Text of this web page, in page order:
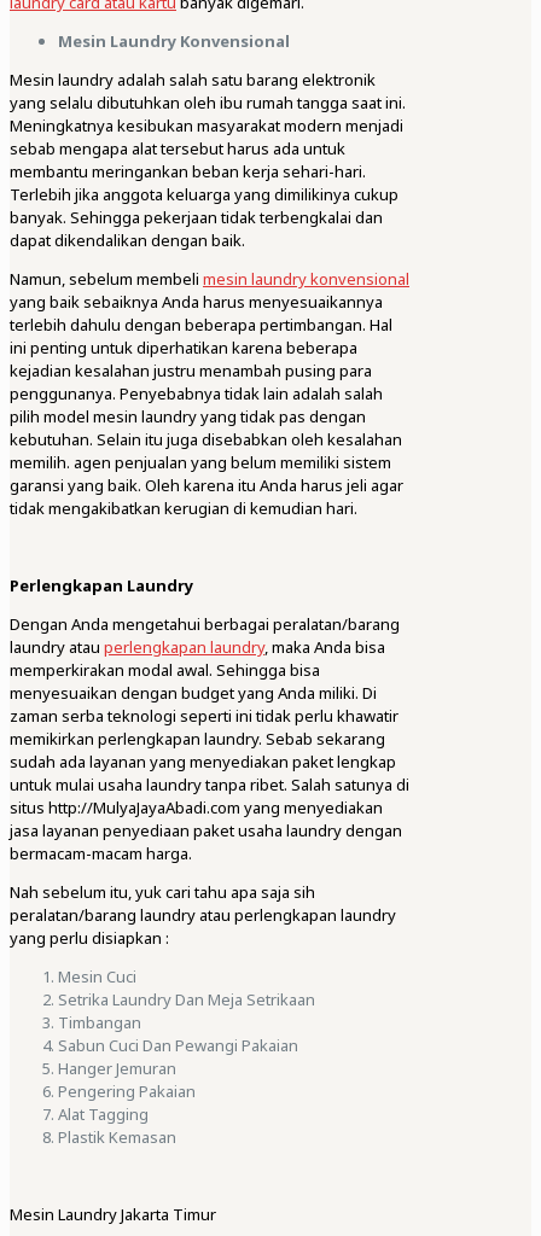
Mesin Laundry Konvensional
Mesin laundry adalah salah satu barang elektronik
yang selalu dibutuhkan oleh ibu rumah tangga saat ini.
Meningkatnya kesibukan masyarakat modern menjadi
sebab mengapa alat tersebut harus ada untuk
membantu meringankan beban kerja sehari-hari.
Terlebih jika anggota keluarga yang dimilikinya cukup
banyak. Sehingga pekerjaan tidak terbengkalai dan
dapat dikendalikan dengan baik.
Namun, sebelum membeli mesin laundry konvensional
yang baik sebaiknya Anda harus menyesuaikannya
terlebih dahulu dengan beberapa pertimbangan. Hal
ini penting untuk diperhatikan karena beberapa
kejadian kesalahan justru menambah pusing para
penggunanya. Penyebabnya tidak lain adalah salah
pilih model mesin laundry yang tidak pas dengan
kebutuhan. Selain itu juga disebabkan oleh kesalahan
memilih. agen penjualan yang belum memiliki sistem
garansi yang baik. Oleh karena itu Anda harus jeli agar
tidak mengakibatkan kerugian di kemudian hari.
Perlengkapan Laundry
Dengan Anda mengetahui berbagai peralatan/barang
laundry atau perlengkapan laundry, maka Anda bisa
memperkirakan modal awal. Sehingga bisa
menyesuaikan dengan budget yang Anda miliki. Di
zaman serba teknologi seperti ini tidak perlu khawatir
memikirkan perlengkapan laundry. Sebab sekarang
sudah ada layanan yang menyediakan paket lengkap
untuk mulai usaha laundry tanpa ribet. Salah satunya di
situs http://MulyaJayaAbadi.com yang menyediakan
jasa layanan penyediaan paket usaha laundry dengan
bermacam-macam harga.
Nah sebelum itu, yuk cari tahu apa saja sih
peralatan/barang laundry atau perlengkapan laundry
yang perlu disiapkan :
Mesin Cuci
Setrika Laundry Dan Meja Setrikaan
Timbangan
Sabun Cuci Dan Pewangi Pakaian
Hanger Jemuran
Pengering Pakaian
Alat Tagging
Plastik Kemasan
Mesin Laundry Jakarta Timur